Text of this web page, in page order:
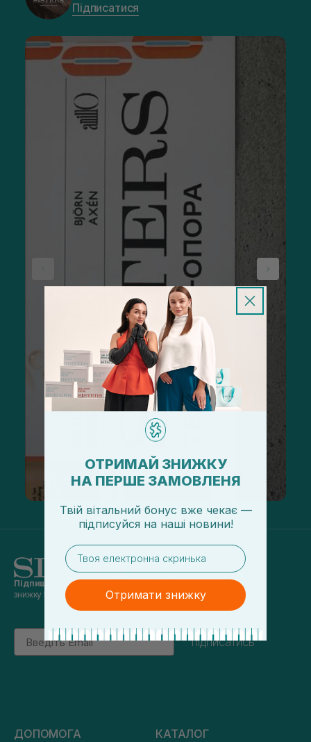
Підписатися
Підпишись на наші новини
знижку 5% на перше замовлення
Email
підписатись
ДОПОМОГА КАТАЛОГ
ОТРИМАЙ ЗНИЖКУ
НА ПЕРШЕ ЗАМОВЛЕНЯ
Твій вітальний бонус вже чекає —
підписуйся на наші новини!
email
Отримати знижку